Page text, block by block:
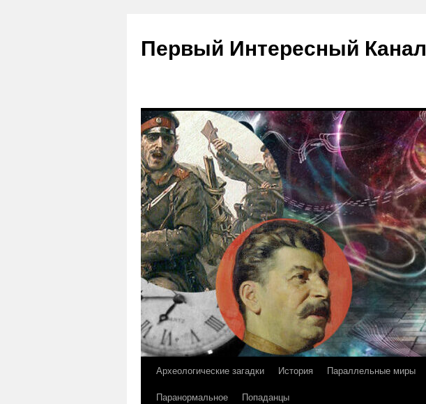
Первый Интересный Канал
Перейти
Археологические загадки История Параллельные миры
Паранормальное
Попаданцы